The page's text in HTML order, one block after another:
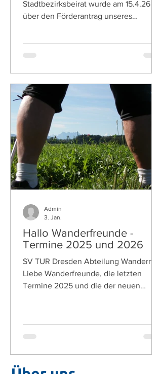
Stadtbezirksbeirat wurde am 15.4.26
über den Förderantrag unseres
geht es auch um das historische
innenliegende Verglasung geschützt
und energetisch deutlich verbessert
wird. Das Projekt erfolgt in Abstimmung
mit der Stadt Dresden als Eigentümerin
der Immobilie. Die beantragte
Förderung in Höhe von 19.000
Hallo Wanderfreunde -
Termine 2025 und 2026
SV TUR Dresden Abteilung Wandern
Liebe Wanderfreunde, die letzten
Termine 2025 und die der neuen
Silvesterwanderung zur „Babisnauer
Sonnabend, 24. Januar: 35. „Von
Admin
3. Jan.